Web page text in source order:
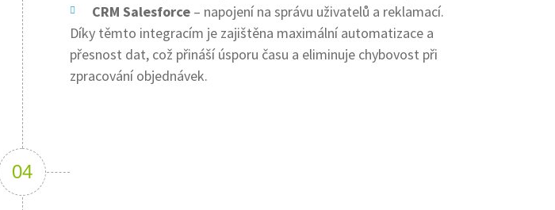
CRM Salesforce – napojení na správu uživatelů a reklamací.
Díky těmto integracím je zajištěna maximální automatizace a
přesnost dat, což přináší úsporu času a eliminuje chybovost při
zpracování objednávek.